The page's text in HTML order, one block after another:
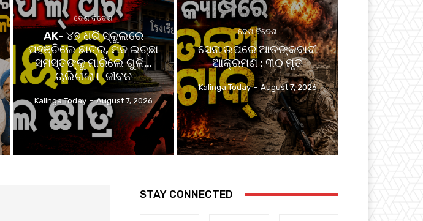
ଦେଶ ବିଦେଶ
AK- ୪୭ ଧରି ସ୍କୁଲରେ
ପହଞ୍ଚିଲେ ଛାତ୍ର, ମନ ଇଚ୍ଛା
ସମସ୍ତଙ୍କୁ ମାରିଲେ ଗୁଳି…
ଚାଲିଗଲା ୮ ଜୀବନ
Kalinga Today - August 7, 2026
ଦେଶ ବିଦେଶ
ସେନା ଉପରେ ଆତଙ୍କବାଦୀ
ଆକ୍ରମଣ : ୩୦ ମୃତ
Kalinga Today - August 7, 2026
STAY CONNECTED